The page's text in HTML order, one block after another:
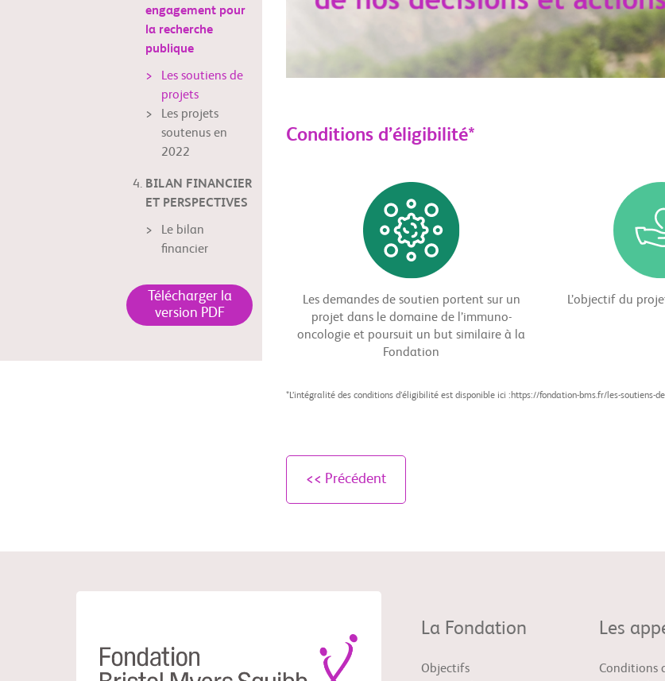
engagement pour
la recherche
publique
Les soutiens de
projets
Les projets
soutenus en
2022
BILAN FINANCIER
ET PERSPECTIVES
Le bilan
financier
Télécharger la
version PDF
Conditions d’éligibilité*
Les demandes de soutien portent sur un
projet dans le domaine de l’immuno-
oncologie et poursuit un but similaire à la
Fondation
L’objectif du
*L’intégralité des conditions d’éligibilité est disponible ici :https://fondation-bms.fr/les-soutiens-
<< Précédent
La Fondation
Objectifs
Les
Conditions